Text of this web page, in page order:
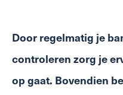
Door regelmatig je
controleren zorg je
op gaat. Bovendien